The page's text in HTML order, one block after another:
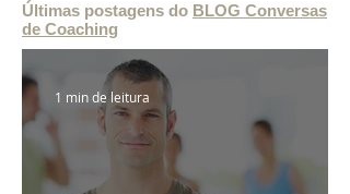
Últimas postagens do BLOG Conversas
de Coaching
1 min de leitura